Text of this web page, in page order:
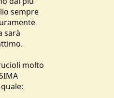
sempre
sarà
molto